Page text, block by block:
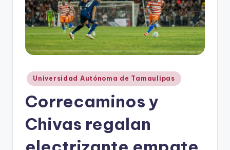
Publicado
en
Universidad Autónoma de Tamaulipas
Correcaminos y
Chivas regalan